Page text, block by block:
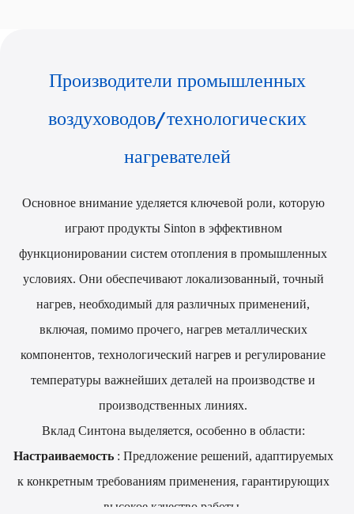
Производители промышленных
воздуховодов/технологических
нагревателей
Основное внимание уделяется ключевой роли, которую
играют продукты Sinton в эффективном
функционировании систем отопления в промышленных
условиях. Они обеспечивают локализованный, точный
нагрев, необходимый для различных применений,
включая, помимо прочего, нагрев металлических
компонентов, технологический нагрев и регулирование
температуры важнейших деталей на производстве и
производственных линиях.
Вклад Синтона выделяется, особенно в области:
Настраиваемость : Предложение решений, адаптируемых
к конкретным требованиям применения, гарантирующих
высокое качество работы.